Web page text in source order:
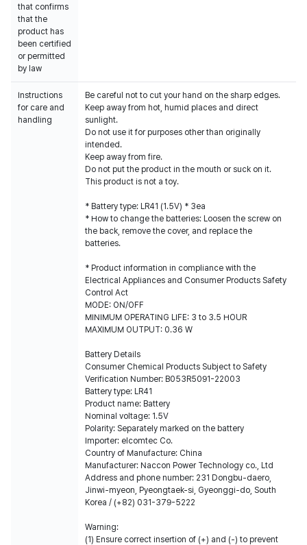
that confirms
that the
product has
been certified
or permitted
by law
Instructions
for care and
handling
Be careful not to cut your hand on the sharp edges.
Keep away from hot, humid places and direct
sunlight.
Do not use it for purposes other than originally
intended.
Keep away from fire.
Do not put the product in the mouth or suck on it.
This product is not a toy.
* Battery type: LR41 (1.5V) * 3ea
* How to change the batteries: Loosen the screw on
the back, remove the cover, and replace the
batteries.
* Product information in compliance with the
Electrical Appliances and Consumer Products Safety
Control Act
MODE: ON/OFF
MINIMUM OPERATING LIFE: 3 to 3.5 HOUR
MAXIMUM OUTPUT: 0.36 W
Battery Details
Consumer Chemical Products Subject to Safety
Verification Number: B053R5091-22003
Battery type: LR41
Product name: Battery
Nominal voltage: 1.5V
Polarity: Separately marked on the battery
Importer: elcomtec Co.
Country of Manufacture: China
Manufacturer: Naccon Power Technology co., Ltd
Address and phone number: 231 Dongbu-daero,
Jinwi-myeon, Pyeongtaek-si, Gyeonggi-do, South
Korea / (+82) 031-379-5222
Warning:
(1) Ensure correct insertion of (+) and (-) to prevent